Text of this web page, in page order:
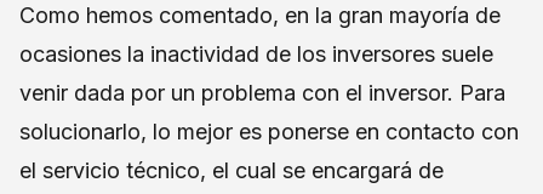
Como hemos comentado, en la gran mayoría de
ocasiones la inactividad de los inversores suele
venir dada por un problema con el inversor. Para
solucionarlo, lo mejor es ponerse en contacto con
el servicio técnico, el cual se encargará de